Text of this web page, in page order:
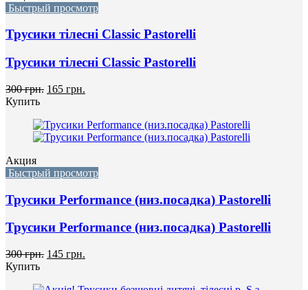
Быстрый просмотр
Трусики тілесні Classic Pastorelli
Трусики тілесні Classic Pastorelli
300 грн. 165 грн.
Купить
Акция
Быстрый просмотр
Трусики Performance (низ.посадка) Pastorelli
Трусики Performance (низ.посадка) Pastorelli
300 грн. 145 грн.
Купить